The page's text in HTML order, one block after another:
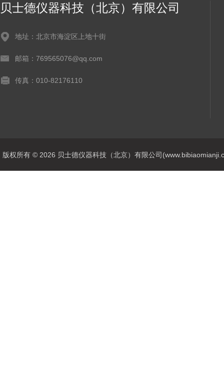
贝士德仪器科技（北京）有限公司
地址：北京市海淀区上地十街
邮箱：769565076@qq.com
传真：010-82176110
版权所有 © 2026 贝士德仪器科技（北京）有限公司